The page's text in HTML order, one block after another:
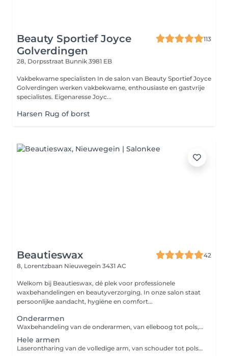
Beauty Sportief Joyce
Golverdingen
113
28, Dorpsstraat Bunnik 3981 EB
Vakbekwame specialisten In de salon van Beauty Sportief Joyce
Golverdingen werken vakbekwame, enthousiaste en gastvrije
specialistes. Eigenaresse Joyc...
Harsen Rug of borst
Beautieswax
42
8, Lorentzbaan Nieuwegein 3431 AC
Welkom bij Beautieswax, dé plek voor professionele
waxbehandelingen en beautyverzorging. In onze salon staat
persoonlijke aandacht, hygiëne en comfort...
Onderarmen
Waxbehandeling van de onderarmen, van elleboog tot pols, voor een gladde huid zonder stoppels.
Hele armen
Laserontharing van de volledige arm, van schouder tot pols. De laser schakelt de haarwortel gericht uit, waardoor de haargroei na meerdere sessies duidelijk vermindert. Zo geniet je van een gladde huid zonder dagelijks scheren of waxen.